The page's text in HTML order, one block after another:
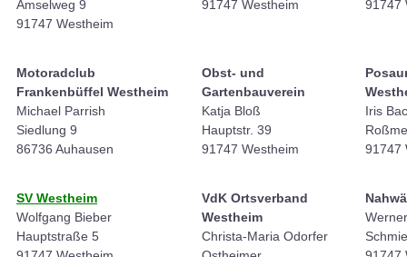
Amselweg 9
91747 Westheim
91747 Westheim
91747
Motoradclub
Frankenbüffel Westheim
Michael Parrish
Siedlung 9
86736 Auhausen
Obst- und
Gartenbauverein
Katja Bloß
Hauptstr. 39
91747 Westheim
Iris
91747
SV Westheim
Wolfgang Bieber
Hauptstraße 5
VdK Ortsverband
Westheim
Christa-Maria Odorfer